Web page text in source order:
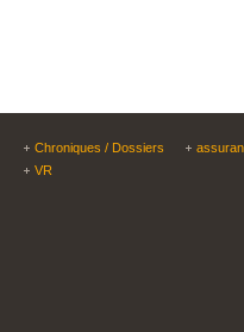
Chroniques / Dossiers
VR